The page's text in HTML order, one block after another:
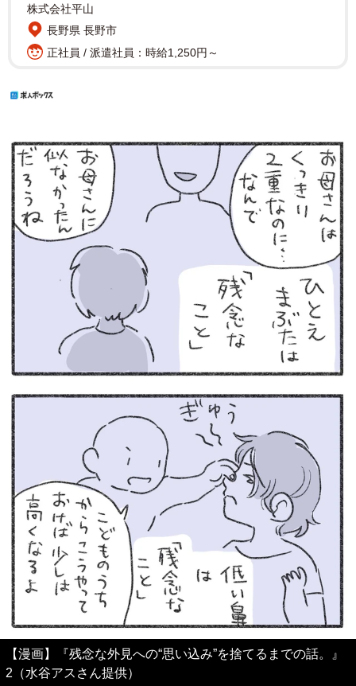
株式会社平山
長野県 長野市
正社員 / 派遣社員：時給1,250円～
【漫画】『残念な外見への“思い込み”を捨てるまでの話。』
2（水谷アスさん提供）